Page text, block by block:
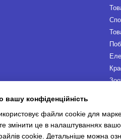
конфіденційність
файли cookie для
змінити це в налаштуваннях
cookie. Детальніше можна